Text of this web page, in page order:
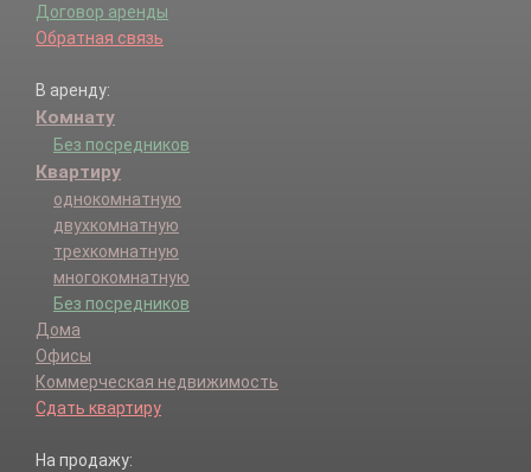
Договор аренды
Обратная связь
В аренду:
Комнату
Без посредников
Квартиру
однокомнатную
двухкомнатную
трехкомнатную
многокомнатную
Без посредников
Дома
Офисы
Коммерческая недвижимость
Сдать квартиру
На продажу: